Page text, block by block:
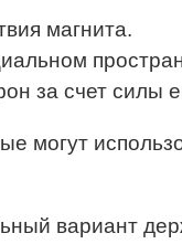
магнита.
за счет силы
могут
вариант